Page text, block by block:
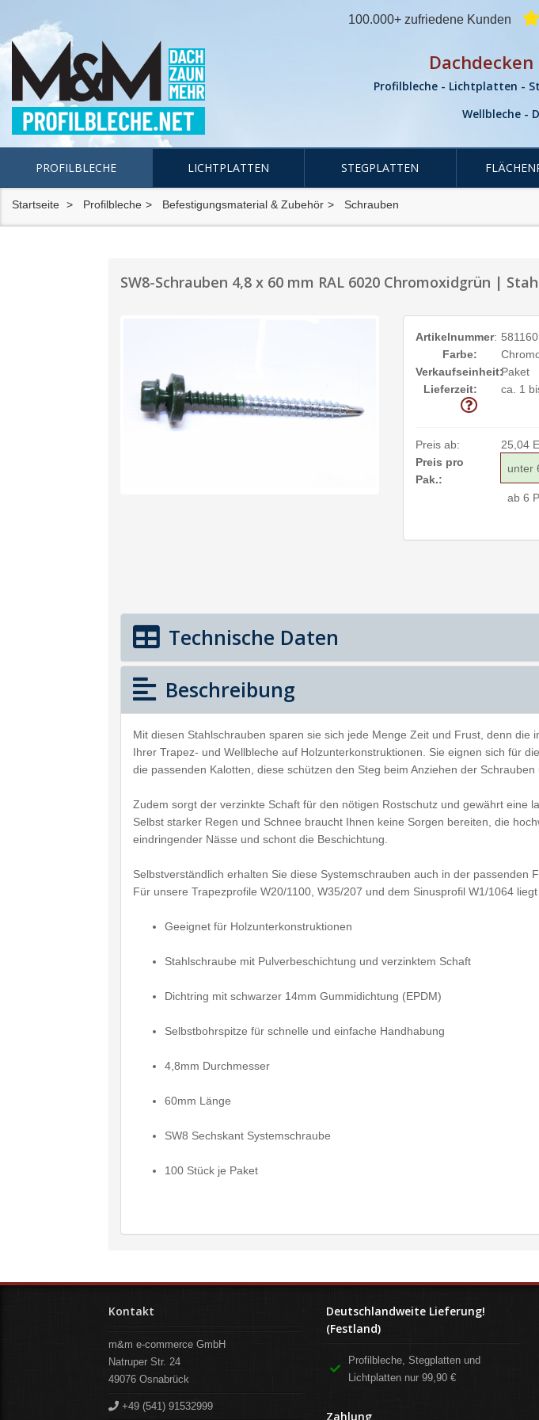
100.000+ zufriedene Kunden
Profilbleche - Lichtplatten -
Wellbleche -
PROFILBLECHE LICHTPLATTEN STEGPLATTEN
Startseite Profilbleche Befestigungsmaterial & Zubehör Schrauben
SW8-Schrauben 4,8 x 60 mm RAL 6020 Chromoxidgrün |
Artikelnummer: 581160
Farbe:
Verkaufseinheit:Paket
Lieferzeit:
ca. 1
Preis ab: 25,04
Preis pro
Pak.:
unter
ab 6
Technische Daten
Beschreibung
Mit diesen Stahlschrauben sparen sie sich jede Menge Zeit und Frust, denn
Ihrer Trapez- und Wellbleche auf Holzunterkonstruktionen. Sie eignen sich für
die passenden Kalotten, diese schützen den Steg beim Anziehen der
Zudem sorgt der verzinkte Schaft für den nötigen Rostschutz und gewährt eine
Selbst starker Regen und Schnee braucht Ihnen keine Sorgen bereiten, die
eindringender Nässe und schont die Beschichtung.
Selbstverständlich erhalten Sie diese Systemschrauben auch in der passenden
Für unsere Trapezprofile W20/1100, W35/207 und dem Sinusprofil W1/1064
Geeignet für Holzunterkonstruktionen
Stahlschraube mit Pulverbeschichtung und verzinktem Schaft
Dichtring mit schwarzer 14mm Gummidichtung (EPDM)
Selbstbohrspitze für schnelle und einfache Handhabung
4,8mm Durchmesser
60mm Länge
SW8 Sechskant Systemschraube
100 Stück je Paket
Kontakt
m&m e-commerce GmbH
Natruper Str. 24
49076 Osnabrück
+49 (541) 91532999
Deutschlandweite Lieferung!
(Festland)
Profilbleche, Stegplatten und
Lichtplatten nur 99,90 €
Zahlung